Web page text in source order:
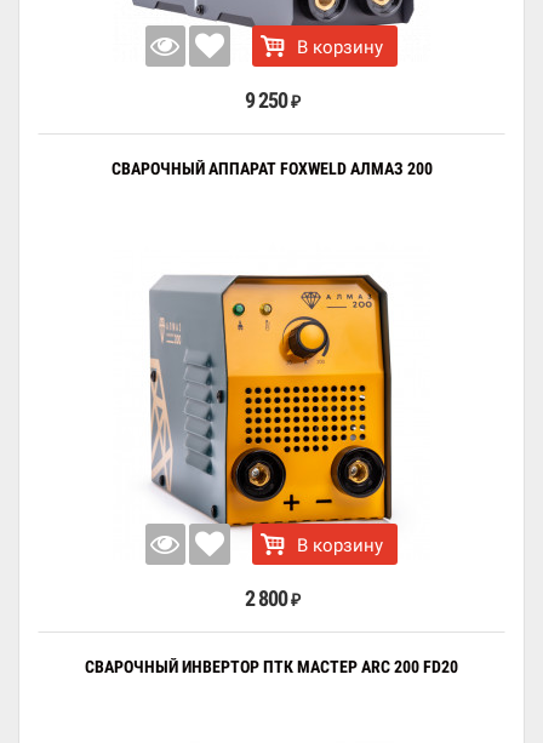
В корзину
9 250 ₽
СВАРОЧНЫЙ АППАРАТ FOXWELD АЛМАЗ 200
В корзину
2 800 ₽
СВАРОЧНЫЙ ИНВЕРТОР ПТК МАСТЕР ARC 200 FD20